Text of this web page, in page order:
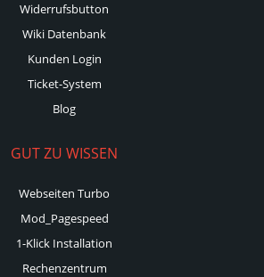
Widerrufsbutton
Wiki Datenbank
Kunden Login
Ticket-System
Blog
GUT ZU WISSEN
Webseiten Turbo
Mod_Pagespeed
1-Klick Installation
Rechenzentrum